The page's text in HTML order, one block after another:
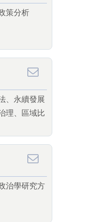
策分析
、永續發展
理、區域比
治學研究方